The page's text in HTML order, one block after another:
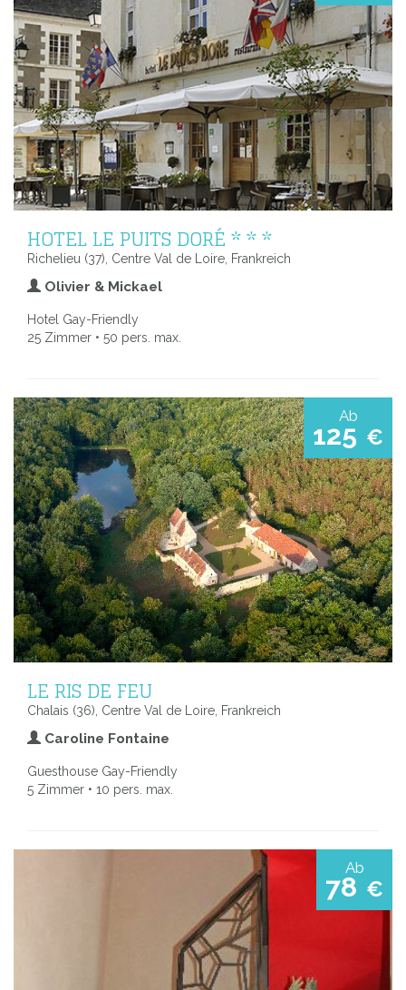
HOTEL LE PUITS DORÉ * * *
Richelieu (37), Centre Val de Loire, Frankreich
Olivier & Mickael
Hotel Gay-Friendly
25 Zimmer • 50 pers. max.
Ab
125 €
LE RIS DE FEU
Chalais (36), Centre Val de Loire, Frankreich
Caroline Fontaine
Guesthouse Gay-Friendly
5 Zimmer • 10 pers. max.
Ab
78 €